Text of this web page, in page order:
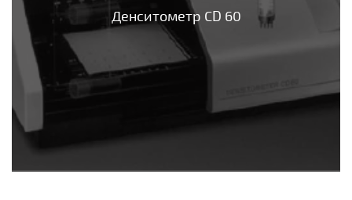
Денситометр CD 60